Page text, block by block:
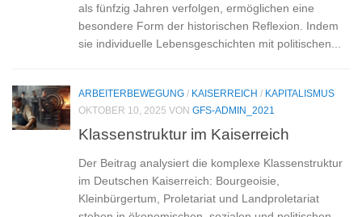
als fünfzig Jahren verfolgen, ermöglichen eine
besondere Form der historischen Reflexion. Indem
sie individuelle Lebensgeschichten mit politischen...
ARBEITERBEWEGUNG / KAISERREICH / KAPITALISMUS
OKTOBER 10, 2025 VON GFS-ADMIN_2021
Klassenstruktur im Kaiserreich
Der Beitrag analysiert die komplexe Klassenstruktur
im Deutschen Kaiserreich: Bourgeoisie,
Kleinbürgertum, Proletariat und Landproletariat